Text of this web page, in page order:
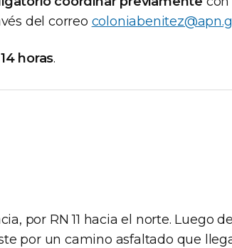
del correo
horas.
por RN 11 hacia el norte. Luego
por un camino asfaltado que